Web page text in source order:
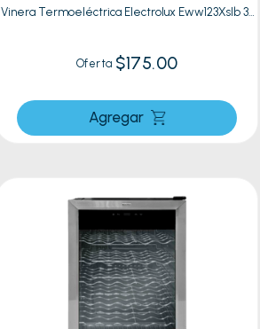
Vinera Termoeléctrica Electrolux Eww123Xslb 33
Oferta $175.00
Agregar